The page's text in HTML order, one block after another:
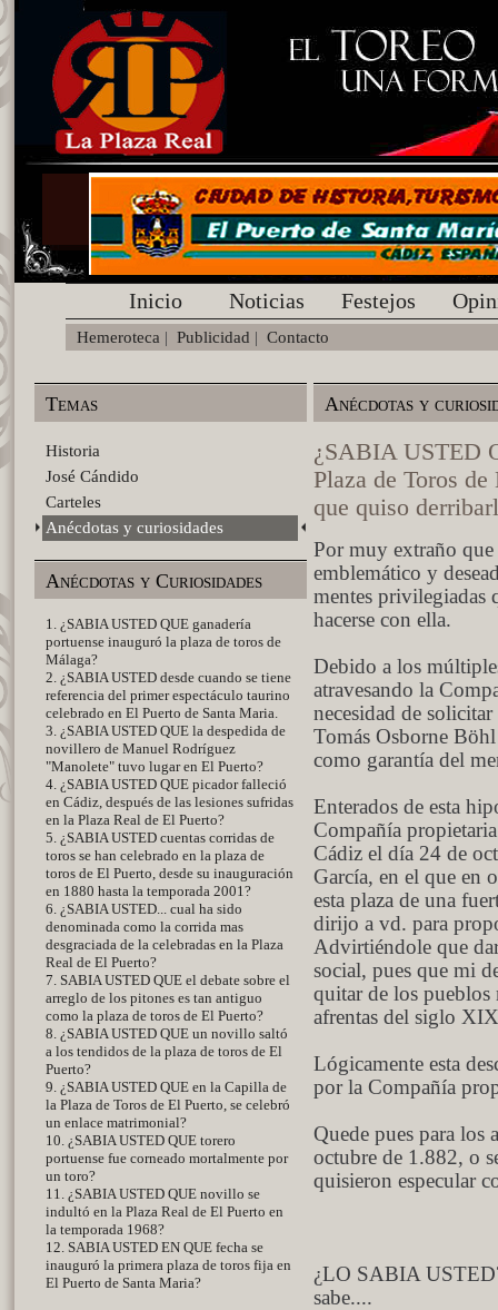
Inicio Noticias Festejos
Hemeroteca | Publicidad | Contacto
Temas
Historia
José Cándido
Carteles
Anécdotas y curiosidades
Anécdotas y Curiosidades
1. ¿SABIA USTED QUE ganadería
portuense inauguró la plaza de toros de
Málaga?
2. ¿SABIA USTED desde cuando se tiene
referencia del primer espectáculo taurino
celebrado en El Puerto de Santa Maria.
3. ¿SABIA USTED QUE la despedida de
novillero de Manuel Rodríguez
"Manolete" tuvo lugar en El Puerto?
4. ¿SABIA USTED QUE picador falleció
en Cádiz, después de las lesiones sufridas
en la Plaza Real de El Puerto?
5. ¿SABIA USTED cuentas corridas de
toros se han celebrado en la plaza de
toros de El Puerto, desde su inauguración
en 1880 hasta la temporada 2001?
6. ¿SABIA USTED... cual ha sido
denominada como la corrida mas
desgraciada de la celebradas en la Plaza
Real de El Puerto?
7. SABIA USTED QUE el debate sobre el
arreglo de los pitones es tan antiguo
como la plaza de toros de El Puerto?
8. ¿SABIA USTED QUE un novillo saltó
a los tendidos de la plaza de toros de El
Puerto?
9. ¿SABIA USTED QUE en la Capilla de
la Plaza de Toros de El Puerto, se celebró
un enlace matrimonial?
10. ¿SABIA USTED QUE torero
portuense fue corneado mortalmente por
un toro?
11. ¿SABIA USTED QUE novillo se
indultó en la Plaza Real de El Puerto en
la temporada 1968?
12. SABIA USTED EN QUE fecha se
inauguró la primera plaza de toros fija en
El Puerto de Santa Maria?
Anécdotas y
¿SABIA USTED
Plaza de Toros
que quiso
Por muy extraño que
emblemático y
mentes privilegiadas
hacerse con ella.
Debido a los
atravesando la
necesidad de
Tomás Osborne
como garantía del
Enterados de esta
Compañía
Cádiz el día 24 de
García, en el que en
esta plaza de una
dirijo a vd. para
Advirtiéndole que
social, pues que mi
quitar de los pueblos
afrentas del siglo
Lógicamente esta
por la Compañía
Quede pues para los
octubre de 1.882, o
quisieron especular
¿LO SABIA
sabe....